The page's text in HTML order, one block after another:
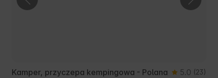
Kamper, przyczepa kempingowa - Polana
5.0 (23)